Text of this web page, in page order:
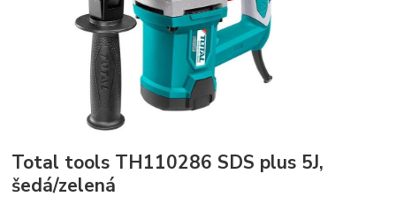
Total tools TH110286 SDS plus 5J,
šedá/zelená